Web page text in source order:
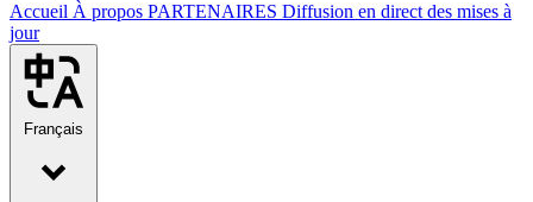
Accueil À propos PARTENAIRES Diffusion en direct des mises à
jour
Français